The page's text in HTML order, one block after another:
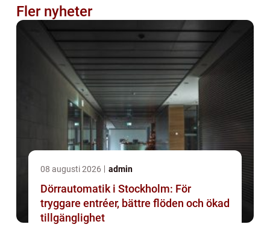
Fler nyheter
08 augusti 2026 admin
Dörrautomatik i Stockholm: För
tryggare entréer, bättre flöden och ökad
tillgänglighet